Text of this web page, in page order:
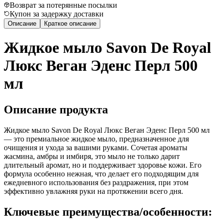
Возврат за потерянные посылки
Купон за задержку доставки
Описание Краткое описание
Жидкое мыло Savon De Royal
Люкс Веган Эденс Перл 500
мл
Описание продукта
Жидкое мыло Savon De Royal Люкс Веган Эденс Перл 500 мл
— это премиальное жидкое мыло, предназначенное для
очищения и ухода за вашими руками. Сочетая ароматы
жасмина, амбры и имбиря, это мыло не только дарит
длительный аромат, но и поддерживает здоровье кожи. Его
формула особенно нежная, что делает его подходящим для
ежедневного использования без раздражения, при этом
эффективно увлажняя руки на протяжении всего дня.
Ключевые преимущества/особенности: